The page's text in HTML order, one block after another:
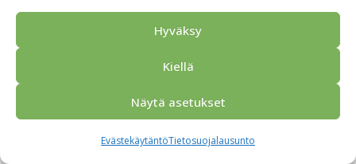
Hyväksy
Kiellä
Näytä asetukset
EvästekäytäntöTietosuojalausunto
Yhteistyökumppanit
Tarjouspyyntö
Anna palautetta
Tietosuojaseloste
© 2026 Porvoo Tours - matkanjärjestäjä / FPW